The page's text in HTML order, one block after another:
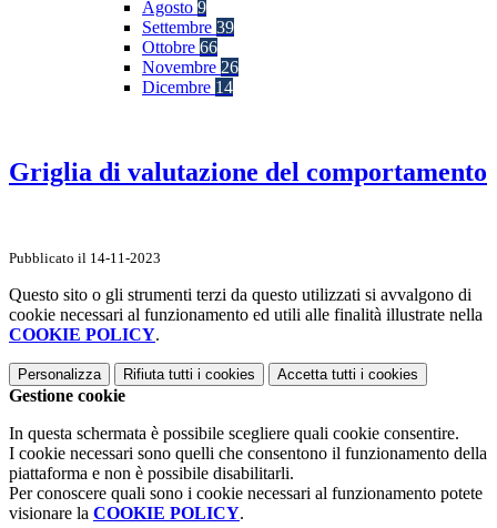
Agosto 9
Settembre 39
Ottobre 66
Novembre 26
Dicembre 14
Griglia di valutazione del comportamento
Pubblicato il 14-11-2023
Questo sito o gli strumenti terzi da questo utilizzati si avvalgono di
cookie necessari al funzionamento ed utili alle finalità illustrate nella
COOKIE POLICY.
Personalizza Rifiuta tutti i cookies Accetta tutti i cookies
Gestione cookie
In questa schermata è possibile scegliere quali cookie consentire.
I cookie necessari sono quelli che consentono il funzionamento della
piattaforma e non è possibile disabilitarli.
Per conoscere quali sono i cookie necessari al funzionamento potete
visionare la COOKIE POLICY.